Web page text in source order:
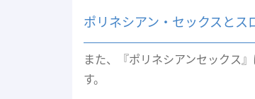
ポリネシアン・セックスとス
また、『ポリネシアンセックス
す。